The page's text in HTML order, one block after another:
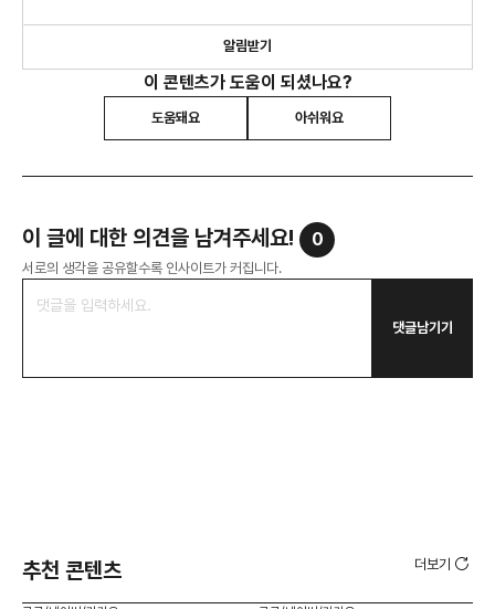
알림받기
이 콘텐츠가 도움이 되셨나요?
도움돼요 아쉬워요
이 글에 대한 의견을 남겨주세요! 0
서로의 생각을 공유할수록 인사이트가 커집니다.
댓글남기기
추천 콘텐츠 더보기